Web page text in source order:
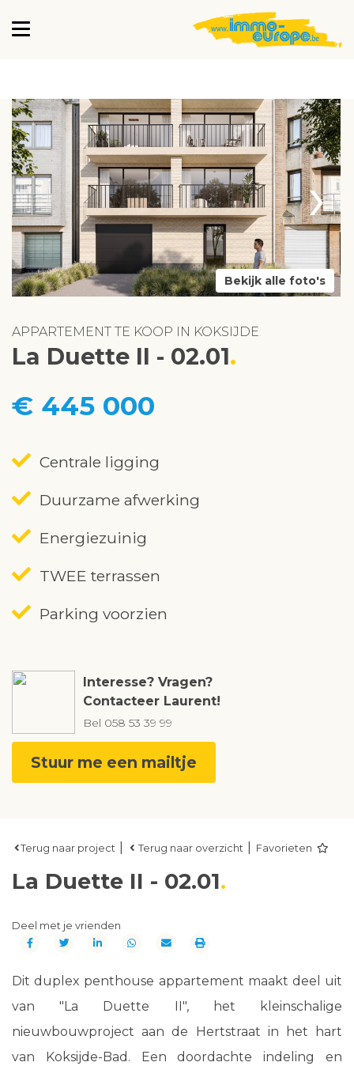
›
Bekijk alle foto's
APPARTEMENT TE KOOP IN KOKSIJDE
La Duette II - 02.01
€ 445 000
Centrale ligging
Duurzame afwerking
Energiezuinig
TWEE terrassen
Parking voorzien
Interesse? Vragen?
Contacteer Laurent!
Bel 058 53 39 99
Stuur me een mailtje
Terug naar project Terug naar overzicht Favorieten
La Duette II - 02.01
Deel met je vrienden
Dit duplex penthouse appartement maakt deel uit
van "La Duette II", het kleinschalige
nieuwbouwproject aan de Hertstraat in het hart
van Koksijde-Bad. Een doordachte indeling en